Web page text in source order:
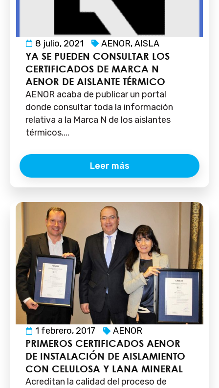
8 julio, 2021 AENOR,AISLA
YA SE PUEDEN CONSULTAR LOS
CERTIFICADOS DE MARCA N
AENOR DE AISLANTE TÉRMICO
AENOR acaba de publicar un portal
donde consultar toda la información
relativa a la Marca N de los aislantes
térmicos....
Leer más
1 febrero, 2017 AENOR
PRIMEROS CERTIFICADOS AENOR
DE INSTALACIÓN DE AISLAMIENTO
CON CELULOSA Y LANA MINERAL
Acreditan la calidad del proceso de